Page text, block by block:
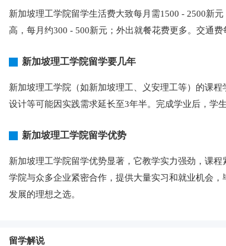
新加坡理工学院留学生活费大致每月需1500 - 2500新
高，每月约300 - 500新元；外出就餐花费更多。交通
新加坡理工学院留学要几年
新加坡理工学院（如新加坡理工、义安理工等）的课
设计等可能因实践需求延长至3年半。完成学业后，学
新加坡理工学院留学优势
新加坡理工学院留学优势显著，它教学实力强劲，课
学院与众多企业紧密合作，提供大量实习和就业机会
发展的理想之选。
留学解说